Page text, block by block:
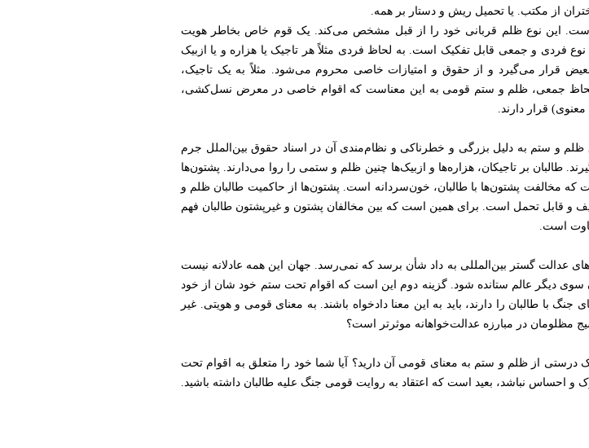
از مکتب. یا تحمیل ریش و دستار بر همه.
است. این نوع ظلم قربانی خود را از قبل مشخص می‌کند. یک قوم خاص بخاطر هویت
فردی و جمعی قابل تفکیک است. به لحاظ فردی مثلاً هر تاجیک یا هزاره و یا ازبیک
قرار می‌گیرد و از حقوق و امتیازات خاصی محروم می‌شود‌. مثلاً به یک تاجیک،
به لحاظ جمعی، ظلم و ستم قومی به این معناست که اقوام خاصی در معرض نسل‌کشی،
قرار دارند.
و ستم به دلیل بزرگی و خطرناکی و نظام‌مندی آن در اسناد حقوق بین‌الملل جرم
طالبان بر تاجیکان، هزاره‌ها و ازبیک‌ها چنین ظلم و ستمی را روا می‌دارند. پشتون‌ها
که مخالفت پشتون‌ها با طالبان، خون‌سردانه است. پشتون‌ها از حاکمیت طالبان ظلم و
و قابل تحمل است. برای همین است که بین مخالفان پشتون و غیرپشتون طالبان فهم
است.
عدالت گستر بین‌المللی به داد شأن برسد که نمی‌رسد. جهان این همه عادلانه نیست
دیگر عالم ستانده شود. گزینه دوم این است که اقوام تحت ستم خود شان از خود
جنگ با طالبان را دارند، باید به این معنا دادخواه باشند. به معنای قومی و هویتی. غیر
مظلومان در مبارزه عدالت‌خواهانه موثرتر است؟
از ظلم و ستم به معنای قومی آن دارید؟ آیا شما خود را متعلق به اقوام تحت
احساس نباشد، بعید است که اعتقاد به روایت قومی جنگ علیه طالبان داشته باشید.